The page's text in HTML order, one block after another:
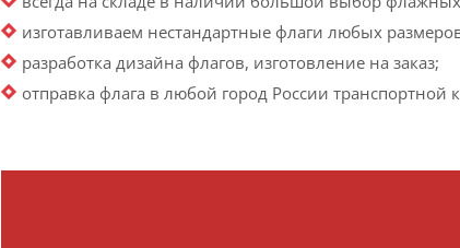
изготавливаем нестандартные флаги любых
разработка дизайна флагов, изготовление на заказ;
отправка флага в любой город России транспортной